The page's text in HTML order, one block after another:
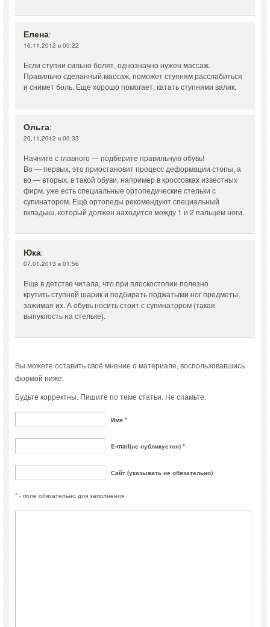
Елена:
16.11.2012 в 00:22
Если ступни сильно болят, однозначно нужен массаж.
Правильно сделанный массаж, поможет ступням расслабиться
и снимет боль. Еще хорошо помогает, катать ступнями валик.
Ольга:
20.11.2012 в 00:33
Начните с главного — подберите правильную обувь!
Во — первых, это приостановит процесс деформации стопы, а
во — вторых, в такой обуви, например в кроссовках известных
фирм, уже есть специальные ортопедические стельки с
супинатором. Ещё ортопеды рекомендуют специальный
вкладыш, который должен находится между 1 и 2 пальцем ноги.
Юка:
07.01.2013 в 01:56
Еще в детстве читала, что при плоскостопии полезно
крутить ступней шарик и подбирать поджатыми ног предметы,
зажимая их. А обувь носить стоит с супинатором (такая
выпуклость на стельке).
Вы можете оставить своё мнение о материале, воспользовавшись
формой ниже.
Будьте корректны. Пишите по теме статьи. Не спамьте.
Имя *
E-mail(не публикуется) *
Сайт (указывать не обязательно)
* - поле обязательно для заполнения